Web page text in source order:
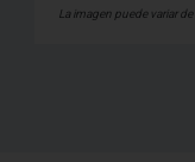
La imagen puede variar